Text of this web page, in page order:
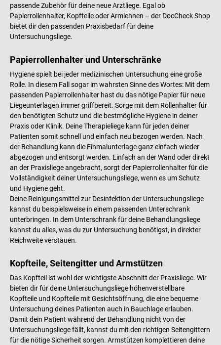
passende Zubehör für deine neue Arztliege. Egal ob
Papierrollenhalter, Kopfteile oder Armlehnen – der DocCheck Shop
bietet dir den passenden Praxisbedarf für deine
Untersuchungsliege.
Papierrollenhalter und Unterschränke
Hygiene spielt bei jeder medizinischen Untersuchung eine große
Rolle. In diesem Fall sogar im wahrsten Sinne des Wortes: Mit dem
passenden Papierrollenhalter hast du das nötige Papier für neue
Liegeunterlagen immer griffbereit. Sorge mit dem Rollenhalter für
den benötigten Schutz und die bestmögliche Hygiene in deiner
Praxis oder Klinik. Deine Therapieliege kann für jeden deiner
Patienten somit schnell und einfach neu bezogen werden. Nach
der Behandlung kann die Einmalunterlage ganz einfach wieder
abgezogen und entsorgt werden. Einfach an der Wand oder direkt
an der Praxisliege angebracht, sorgt der Papierrollenhalter für die
Vollständigkeit deiner Untersuchungsliege, wenn es um Schutz
und Hygiene geht.
Deine Reinigungsmittel zur Desinfektion der Untersuchungsliege
kannst du beispielsweise in einem passenden Unterschrank
unterbringen. In dem Unterschrank für deine Behandlungsliege
kannst du alles, was du zur Untersuchung benötigst, in direkter
Reichweite verstauen.
Kopfteile, Seitengitter und Armstützen
Das Kopfteil ist wohl der wichtigste Abschnitt der Praxisliege. Wir
bieten dir für deine Untersuchungsliege höhenverstellbare
Kopfteile und Kopfteile mit Gesichtsöffnung, die eine bequeme
Untersuchung deines Patienten auch in Bauchlage erlauben.
Damit dein Patient während der Behandlung nicht von der
Untersuchungsliege fällt, kannst du mit den richtigen Seitengittern
für die nötige Sicherheit sorgen. Armstützen komplettieren deine